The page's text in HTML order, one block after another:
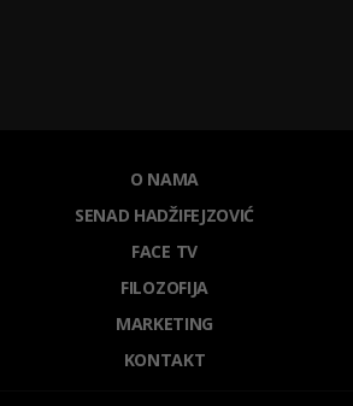
O NAMA
SENAD HADŽIFEJZOVIĆ
FACE TV
FILOZOFIJA
MARKETING
KONTAKT